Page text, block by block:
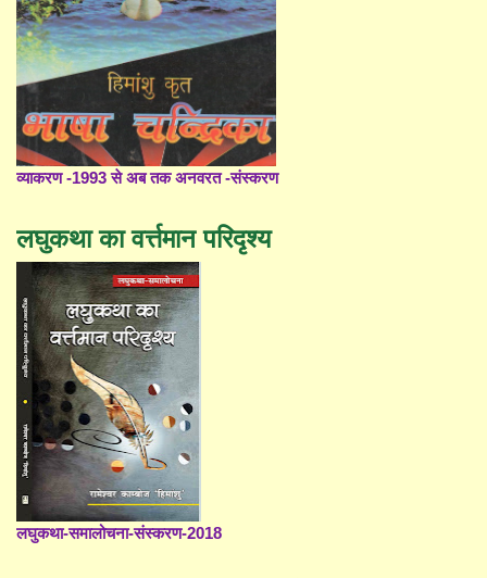
व्याकरण -1993 से अब तक अनवरत -संस्करण
लघुकथा का वर्त्तमान परिदृश्य
लघुकथा-समालोचना-संस्करण-2018